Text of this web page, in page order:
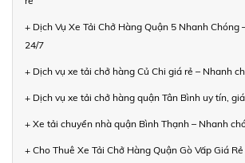
+ Dịch Vụ Xe Tải Chở Hàng Quận 5 Nhanh Chóng
24/7
+ Dịch vụ xe tải chở hàng Củ Chi giá rẻ – Nhanh
+ Dịch vụ xe tải chở hàng quận Tân Bình uy tín,
+ Xe tải chuyển nhà quận Bình Thạnh – Nhanh
+ Cho Thuê Xe Tải Chở Hàng Quận Gò Vấp Giá